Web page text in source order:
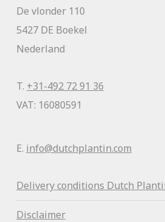
De vlonder 110
5427 DE Boekel
Nederland
T. +31-492 72 91 36
VAT: 16080591
E. info@dutchplantin.com
Delivery conditions Dutch
Disclaimer